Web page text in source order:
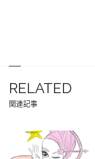
RELATED
関連記事